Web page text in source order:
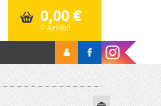
0,00€
0 Artikel